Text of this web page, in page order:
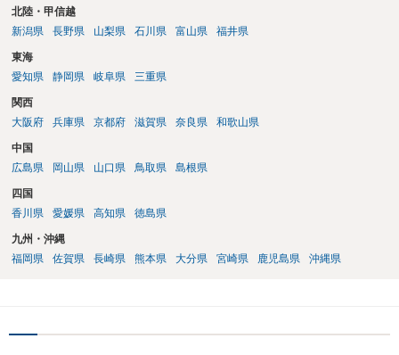
北陸・甲信越
新潟県
長野県 山梨県 石川県 富山県 福井県
東海
愛知県
静岡県 岐阜県 三重県
関西
大阪府
兵庫県 京都府 滋賀県 奈良県 和歌山県
中国
広島県
岡山県 山口県 鳥取県 島根県
四国
香川県
愛媛県 高知県 徳島県
九州・沖縄
福岡県
佐賀県 長崎県 熊本県 大分県 宮崎県 鹿児島県 沖縄県